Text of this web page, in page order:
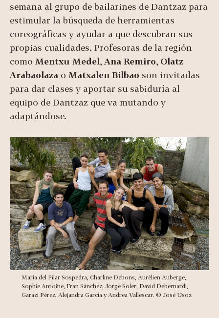
semana al grupo de bailarines de Dantzaz para
estimular la búsqueda de herramientas
coreográficas y ayudar a que descubran sus
propias cualidades. Profesoras de la región
como Mentxu Medel, Ana Remiro, Olatz
Arabaolaza o Matxalen Bilbao son invitadas
para dar clases y aportar su sabiduría al
equipo de Dantzaz que va mutando y
adaptándose.
María del Pilar Sospedra, Charline Debons, Aurèlien Auberge,
Sophie Antoine, Fran Sánchez, Jorge Soler, David Debernardi,
Garazi Pérez, Alejandra García y Andrea Vallescar. © José Usoz